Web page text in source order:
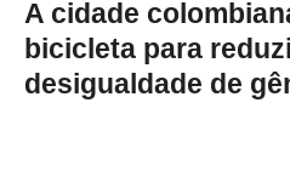
A cidade
bicicleta para
desigualdade de